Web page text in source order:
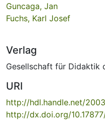
Guncaga, Jan
Fuchs, Karl Josef
Verlag
Gesellschaft für Didaktik
URI
http://hdl.handle.net/
http://dx.doi.org/